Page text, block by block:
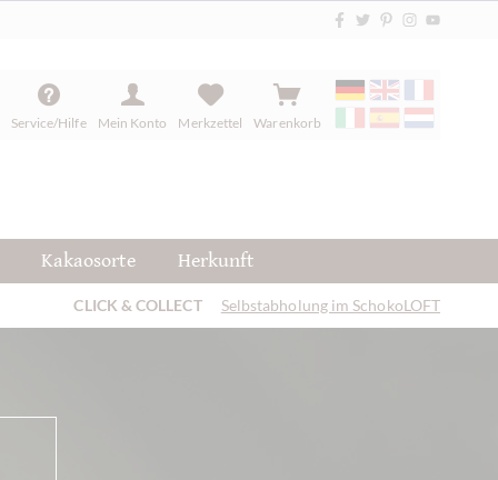
Service/Hilfe Mein Konto Merkzettel Warenkorb
Kakaosorte Herkunft
CLICK & COLLECT Selbstabholung im SchokoLOFT